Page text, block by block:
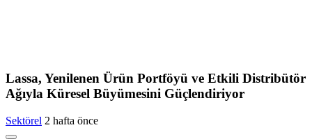
Lassa, Yenilenen Ürün Portföyü ve Etkili Distribütör
Ağıyla Küresel Büyümesini Güçlendiriyor
Sektörel 2 hafta önce